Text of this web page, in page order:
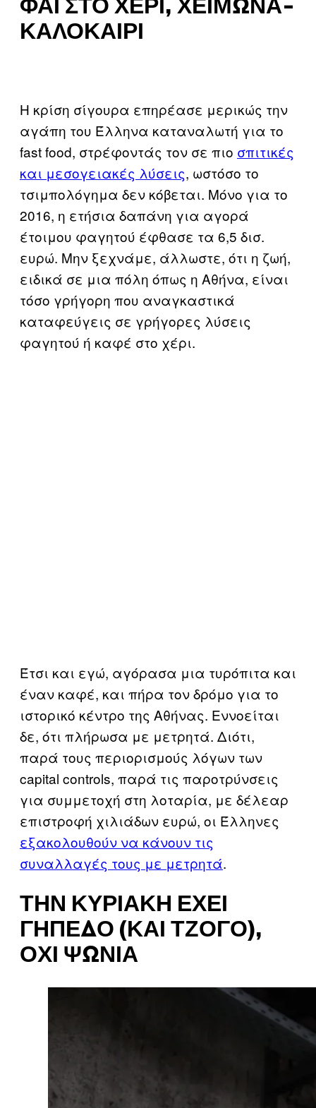
ΦΑΪ́ ΣΤΟ ΧΈΡΙ, ΧΕΙΜΏΝΑ-
ΚΑΛΟΚΑΊΡΙ
Η κρίση σίγουρα επηρέασε μερικώς την
αγάπη του Έλληνα καταναλωτή για το
fast food, στρέφοντάς τον σε πιο σπιτικές
και μεσογειακές λύσεις, ωστόσο το
τσιμπολόγημα δεν κόβεται. Μόνο για το
2016, η ετήσια δαπάνη για αγορά
έτοιμου φαγητού έφθασε τα 6,5 δισ.
ευρώ. Μην ξεχνάμε, άλλωστε, ότι η ζωή,
ειδικά σε μια πόλη όπως η Αθήνα, είναι
τόσο γρήγορη που αναγκαστικά
καταφεύγεις σε γρήγορες λύσεις
φαγητού ή καφέ στο χέρι.
Έτσι και εγώ, αγόρασα μια τυρόπιτα και
έναν καφέ, και πήρα τον δρόμο για το
ιστορικό κέντρο της Αθήνας. Εννοείται
δε, ότι πλήρωσα με μετρητά. Διότι,
παρά τους περιορισμούς λόγων των
capital controls, παρά τις παροτρύνσεις
για συμμετοχή στη λοταρία, με δέλεαρ
επιστροφή χιλιάδων ευρώ, οι Έλληνες
εξακολουθούν να κάνουν τις
συναλλαγές τους με μετρητά.
ΤΗΝ ΚΥΡΙΑΚΉ ΈΧΕΙ
ΓΉΠΕΔΟ (ΚΑΙ ΤΖΌΓΟ),
ΌΧΙ ΨΏΝΙΑ